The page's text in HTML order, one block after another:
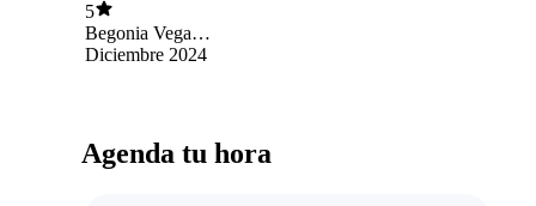
5
Begonia Vega
Jorquera
Diciembre 2024
Agenda tu hora